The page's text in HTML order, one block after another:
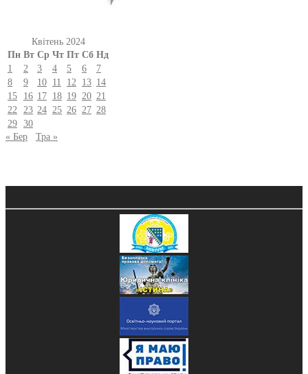
Квітень 2024
Пн Вт Ср Чт Пт Сб Нд
1
2 3 4 5 6
7
8
9 10 11 12 13 14
15
16 17 18 19 20 21
22
23 24 25 26 27 28
29 30
« Бер
Тра »